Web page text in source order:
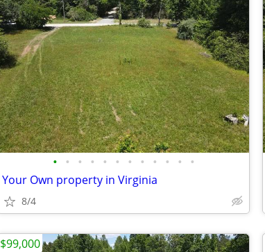
• • • • • • • • • • • •
Your Own property in Virginia
8/4
$99,000